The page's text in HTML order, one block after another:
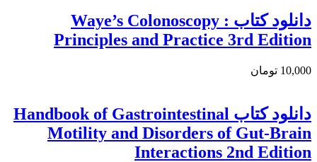
دانلود کتاب Waye’s Colonoscopy :
Principles and Practice 3rd Edition
10,000 تومان
دانلود کتاب Handbook of Gastrointestinal
Motility and Disorders of Gut-Brain
Interactions 2nd Edition